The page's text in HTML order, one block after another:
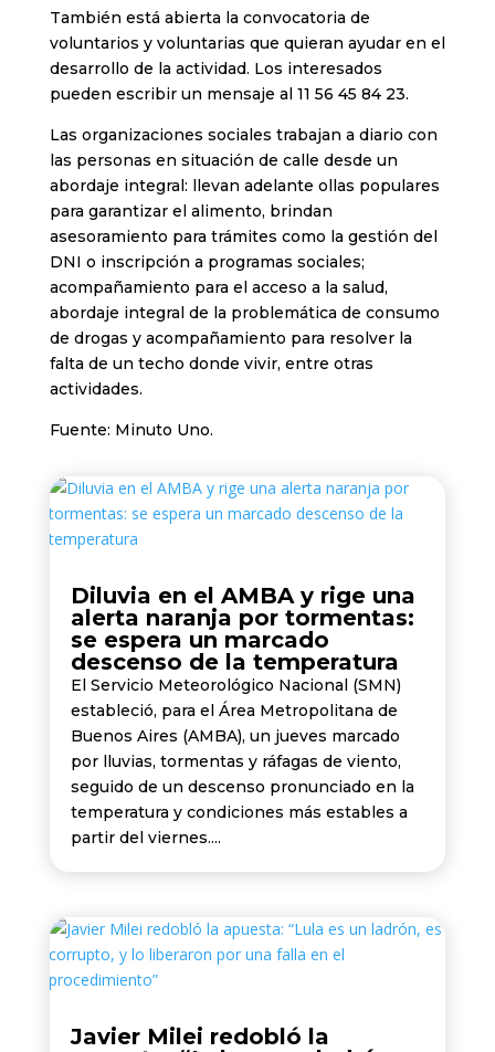
También está abierta la convocatoria de
voluntarios y voluntarias que quieran ayudar en el
desarrollo de la actividad. Los interesados
pueden escribir un mensaje al 11 56 45 84 23.
Las organizaciones sociales trabajan a diario con
las personas en situación de calle desde un
abordaje integral: llevan adelante ollas populares
para garantizar el alimento, brindan
asesoramiento para trámites como la gestión del
DNI o inscripción a programas sociales;
acompañamiento para el acceso a la salud,
abordaje integral de la problemática de consumo
de drogas y acompañamiento para resolver la
falta de un techo donde vivir, entre otras
actividades.
Fuente: Minuto Uno.
Diluvia en el AMBA y rige una
alerta naranja por tormentas:
se espera un marcado
descenso de la temperatura
El Servicio Meteorológico Nacional (SMN)
estableció, para el Área Metropolitana de
Buenos Aires (AMBA), un jueves marcado
por lluvias, tormentas y ráfagas de viento,
seguido de un descenso pronunciado en la
temperatura y condiciones más estables a
partir del viernes....
Javier Milei redobló la